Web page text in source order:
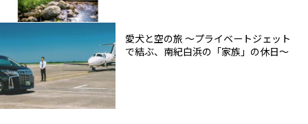
愛犬と空の旅 ～プライベートジェット
で結ぶ、南紀白浜の「家族」の休日～